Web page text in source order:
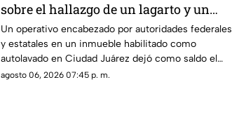
sobre el hallazgo de un lagarto y un
tigre de bengala en un autolavado de
Juárez
Un operativo encabezado por autoridades federales
y estatales en un inmueble habilitado como
autolavado en Ciudad Juárez dejó como saldo el
aseguramiento de un tigre de bengala, un cocodrilo
agosto 06, 2026 07:45 p. m.